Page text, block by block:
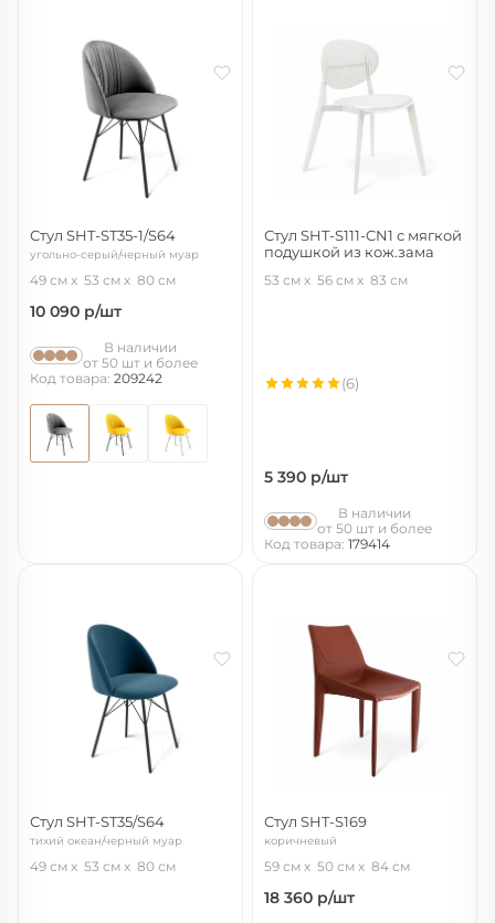
Стул SHT-ST35-1/S64
угольно-серый/черный муар
49 см 53 см 80 см
10 090 р/шт
В наличии
от 50 шт и более
Код товара: 209242
Стул SHT-S111-CN1 с мягкой
подушкой из кож.зама
53 см 56 см 83 см
5 390 р/шт
(6)
В наличии
от 50 шт и более
Код товара: 179414
Стул SHT-ST35/S64
тихий океан/черный муар
49 см 53 см 80 см
Стул SHT-S169
коричневый
59 см 50 см 84 см
18 360 р/шт